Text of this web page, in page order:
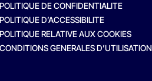
POLITIQUE DE CONFIDENTIALITE
POLITIQUE D’ACCESSIBILITE
POLITIQUE RELATIVE AUX COOKIES
CONDITIONS GENERALES D’UTILISATION